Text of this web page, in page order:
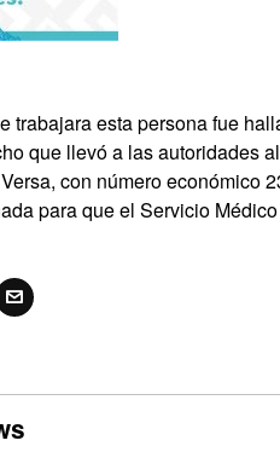
trabajara esta persona fue
que llevó a las autoridades
con número económico
para que el Servicio